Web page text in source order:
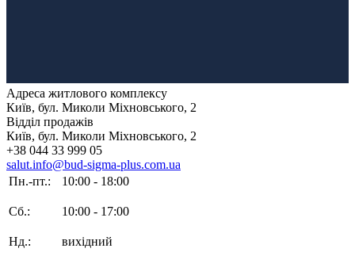
Адреса житлового комплексу
Київ, бул. Миколи Міхновського, 2
Відділ продажів
Київ, бул. Миколи Міхновського, 2
+38 044 33 999 05
salut.info@bud-sigma-plus.com.ua
Пн.-пт.:
10:00 - 18:00
Сб.: 10:00 - 17:00
Нд.: вихідний